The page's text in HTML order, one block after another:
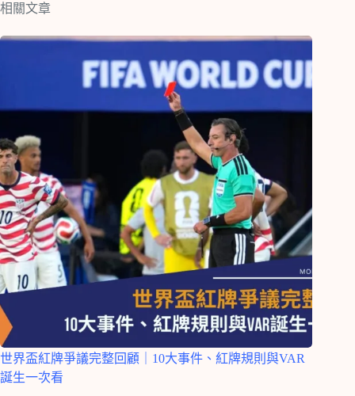
相關文章
世界盃紅牌爭議完整回顧｜10大事件、紅牌規則與VAR
誕生一次看